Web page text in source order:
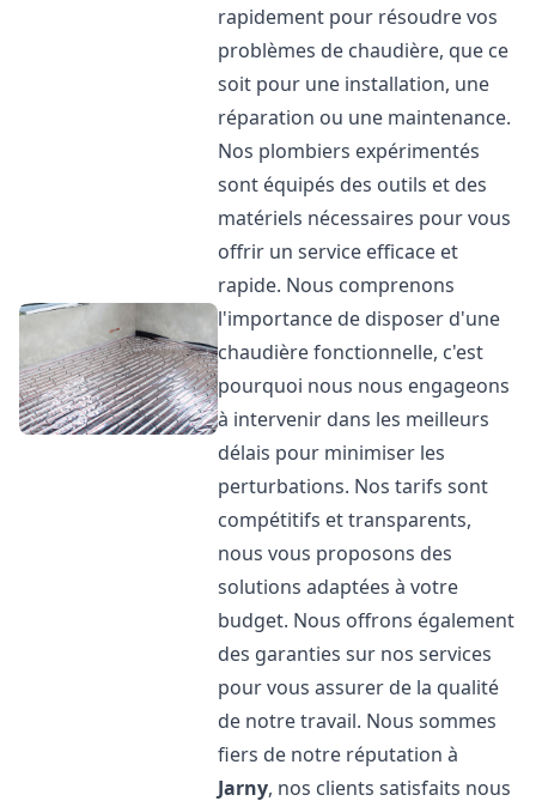
rapidement pour résoudre vos
problèmes de chaudière, que ce
soit pour une installation, une
réparation ou une maintenance.
Nos plombiers expérimentés
sont équipés des outils et des
matériels nécessaires pour vous
offrir un service efficace et
rapide. Nous comprenons
l'importance de disposer d'une
chaudière fonctionnelle, c'est
pourquoi nous nous engageons
à intervenir dans les meilleurs
délais pour minimiser les
perturbations. Nos tarifs sont
compétitifs et transparents,
nous vous proposons des
solutions adaptées à votre
budget. Nous offrons également
des garanties sur nos services
pour vous assurer de la qualité
de notre travail. Nous sommes
fiers de notre réputation à
Jarny, nos clients satisfaits nous